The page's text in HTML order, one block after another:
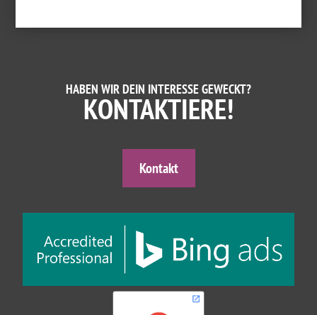
HABEN WIR DEIN INTERESSE GEWECKT?
KONTAKTIERE!
Kontakt